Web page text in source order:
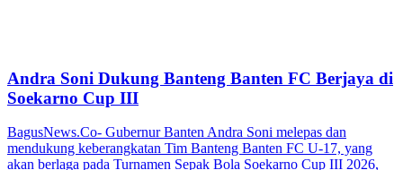
Andra Soni Dukung Banteng Banten FC Berjaya di
Soekarno Cup III
BagusNews.Co- Gubernur Banten Andra Soni melepas dan
mendukung keberangkatan Tim Banteng Banten FC U-17, yang
akan berlaga pada Turnamen Sepak Bola Soekarno Cup III 2026,